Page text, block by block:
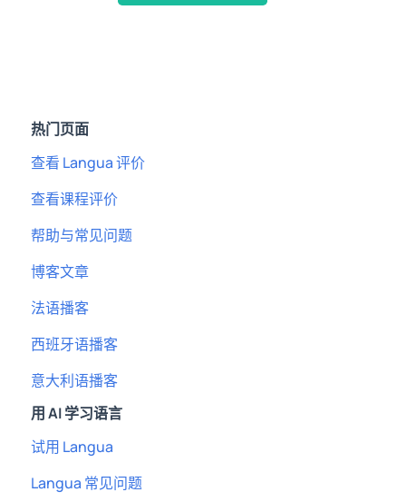
热门页面
查看 Langua 评价
查看课程评价
帮助与常见问题
博客文章
法语播客
西班牙语播客
意大利语播客
用 AI 学习语言
试用 Langua
Langua 常见问题